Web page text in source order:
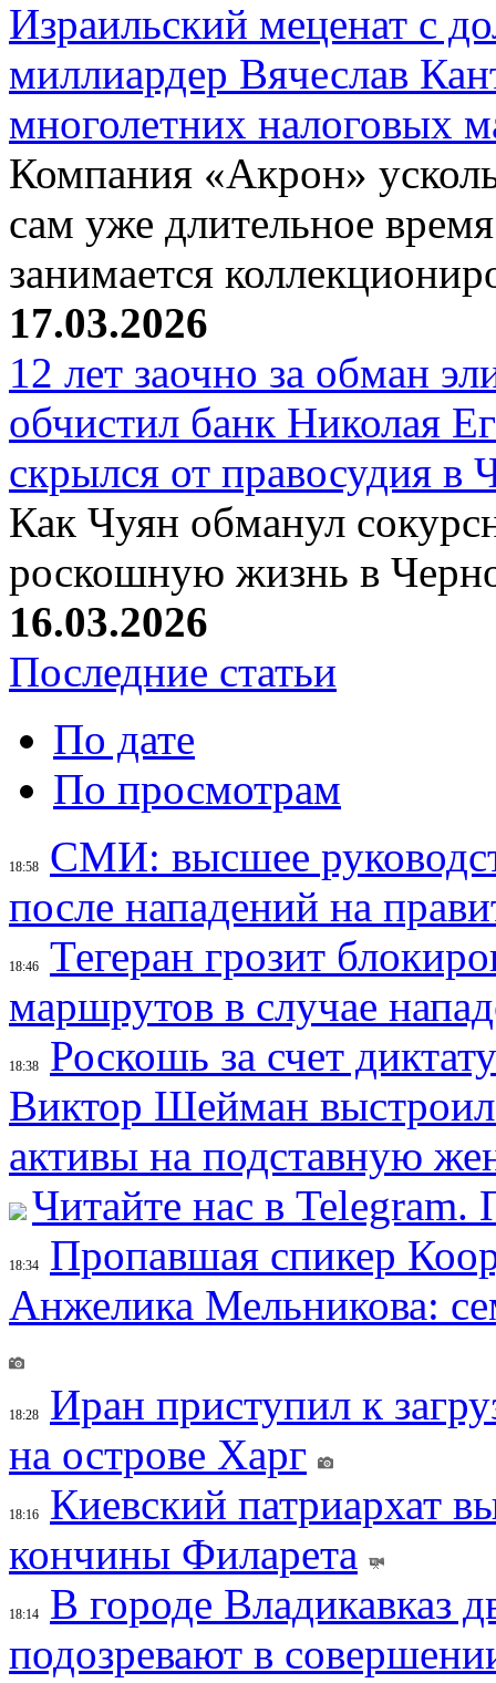
Израильский меценат с
миллиардер Вячеслав
многолетних налоговых
Компания «Акрон»
сам уже длительное
занимается
17.03.2026
12 лет заочно за обман
обчистил банк Николая
скрылся от правосудия в
Как Чуян обманул
роскошную жизнь в
16.03.2026
Последние статьи
По дате
По просмотрам
18:58
СМИ: высшее
после нападений на
18:46
Тегеран грозит
маршрутов в случае
18:38
Роскошь за счет
Виктор Шейман выстроил
активы на подставную
Читайте нас в
18:34
Пропавшая спикер
Анжелика Мельникова:
18:28
Иран приступил к
на острове Харг
18:16
Киевский патриархат
кончины Филарета
18:14
В городе Владикавказ
подозревают в